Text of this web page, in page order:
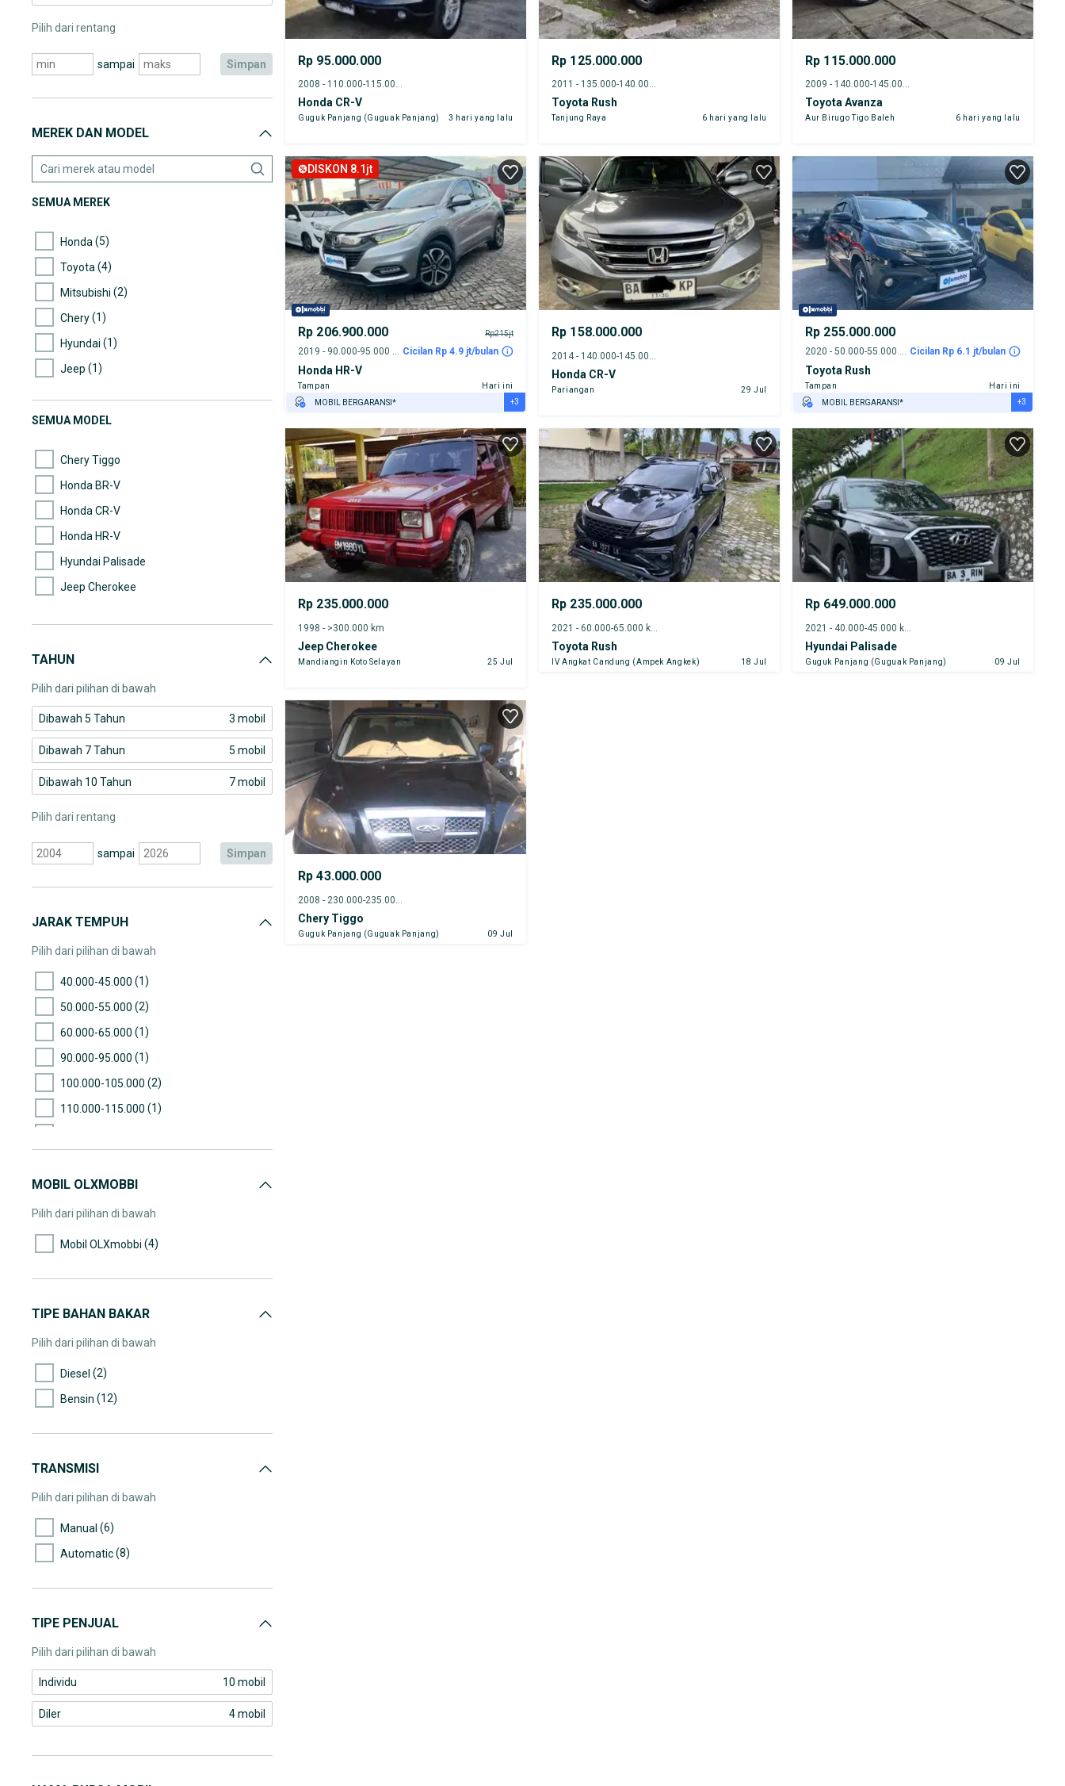
Pilih dari rentang
sampai simpan
MEREK DAN MODEL
SEMUA MEREK
Honda (5)
Toyota (4)
Mitsubishi (2)
Chery(1)
Hyundai (1)
Jeep (1)
SEMUA MODEL
Chery Tiggo
Honda BR-V
Honda CR-V
Honda HR-V
Hyundai Palisade
Jeep Cherokee
Toyota Avanza
TAHUN
Pilih dari pilihan di bawah
Dibawah 5 Tahun 3 mobil
Dibawah 7 Tahun 5 mobil
Dibawah 10 Tahun 7 mobil
Pilih dari rentang
sampai simpan
JARAK TEMPUH
Pilih dari pilihan di bawah
40.000-45.000 (1)
50.000-55.000 (2)
60.000-65.000 (1)
90.000-95.000 (1)
100.000-105.000 (2)
110.000-115.000 (1)
160.000-165.000
230.000-235.000(1)
MOBIL OLXMOBBI
Pilih dari pilihan di bawah
Mobil OLXmobbi (4)
TIPE BAHAN BAKAR
Pilih dari pilihan di bawah
Diesel (2)
Bensin (12)
TRANSMISI
Pilih dari pilihan di bawah
Manual (6)
Automatic(8)
TIPE PENJUAL
Pilih dari pilihan di bawah
Individu 10 mobil
Diler 4 mobil
Rp 95.000.000
2008 - 110.000-115.000 km
Honda CR-V
Guguk Panjang (Guguak Panjang) 3 hari yang lalu
Rp 125.000.000
2011 - 135.000-140.000 km
Toyota Rush
Tanjung Raya 6 hari yang lalu
Rp 115.000.000
2009 - 140.000-145.000 km
Toyota Avanza
Aur Birugo Tigo Baleh 6 hari yang lalu
DISKON 8.1jt
Rp 206.900.000 Rp215jt
2019 - 90.000-95.000 km Cicilan Rp 4.9 jt/bulan
Honda HR-V
Tampan
Hari ini
MOBIL BERGARANSI*
TEST DRIVE DARI RUMAH
GRATIS BIAYA JASA PERAWATAN*
+3
Rp 158.000.000
2014 - 140.000-145.000 km
Honda CR-V
Pariangan 29 Jul
Rp 255.000.000
2020 - 50.000-55.000 km Cicilan Rp 6.1 jt/bulan
Toyota Rush
Tampan
Hari ini
MOBIL BERGARANSI*
TEST DRIVE DARI RUMAH
GRATIS BIAYA JASA PERAWATAN*
+3
Rp 235.000.000
1998 - >300.000 km
Jeep Cherokee
Mandiangin Koto Selayan 25 Jul
Rp 235.000.000
2021 - 60.000-65.000 km
Toyota Rush
IV Angkat Candung (Ampek Angkek) 18 Jul
Rp 649.000.000
2021 - 40.000-45.000 km
Hyundai Palisade
Guguk Panjang (Guguak Panjang) 09 Jul
Rp 43.000.000
Chery Tiggo
Guguk Panjang (Guguak Panjang) 09 Jul